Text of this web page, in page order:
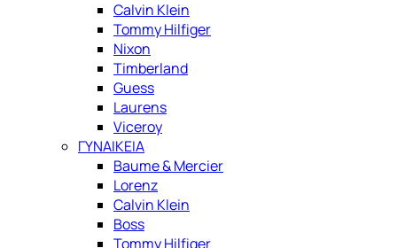
Calvin Klein
Tommy Hilfiger
Nixon
Timberland
Guess
Laurens
Viceroy
ΓΥΝΑΙΚΕΙΑ
Baume & Mercier
Lorenz
Calvin Klein
Boss
Tommy Hilfiger